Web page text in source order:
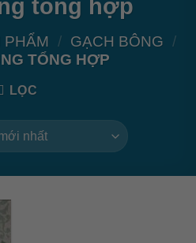
tổng hợp
PHẨM / GẠCH BÔNG /
TỔNG HỢP
LỌC